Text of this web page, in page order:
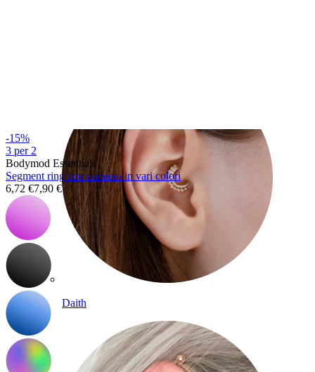
Daith
-15%
3 per 2
Bodymod Essentials
Segment ring con cerniera in vari colori
6,72 €7,90 €